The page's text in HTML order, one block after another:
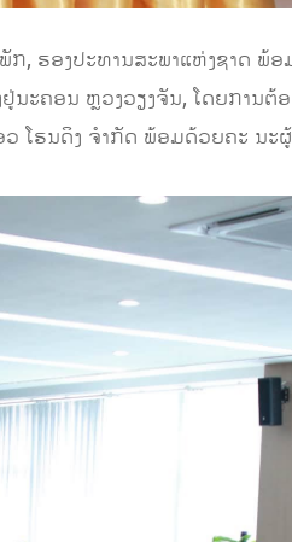
, ຮອງປະທານສະພາແຫ່ງຊາດ ພ້
ນະຄອນ ຫຼວງວຽງຈັນ, ໂດຍການ
ໂຮນດິງ ຈໍາກັດ ພ້ອມດ້ວຍຄະ ນະ